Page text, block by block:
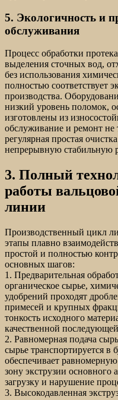
5. Экологичность и
обслуживания
Процесс обработки
выделения сточных вод,
без использования
полностью соответствует
производства.
низкий уровень поломок,
изготовлены из
обслуживание и ремонт
регулярная простая
непрерывную стабильную
3. Полный
работы
линии
Производственный цикл
этапы плавно
простой и полностью
основных шагов:
1. Предварительная
органическое сырье,
удобрений проходят
примесей и крупных
тонкость исходного
качественной
2. Равномерная подача
сырье транспортируется в
обеспечивает
зону экструзии основного
загрузку и нарушение
3. Высокодавленная